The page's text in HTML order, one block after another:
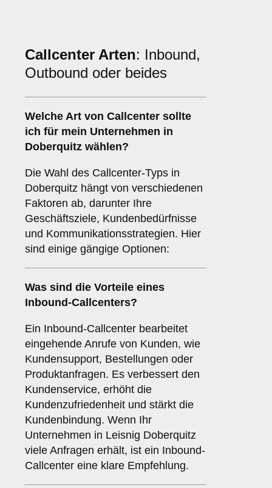
Callcenter Arten: Inbound,
Outbound oder beides
Welche Art von Callcenter sollte
ich für mein Unternehmen in
Doberquitz wählen?
Die Wahl des Callcenter-Typs in
Doberquitz hängt von verschiedenen
Faktoren ab, darunter Ihre
Geschäftsziele, Kundenbedürfnisse
und Kommunikationsstrategien. Hier
sind einige gängige Optionen:
Was sind die Vorteile eines
Inbound-Callcenters?
Ein Inbound-Callcenter bearbeitet
eingehende Anrufe von Kunden, wie
Kundensupport, Bestellungen oder
Produktanfragen. Es verbessert den
Kundenservice, erhöht die
Kundenzufriedenheit und stärkt die
Kundenbindung. Wenn Ihr
Unternehmen in Leisnig Doberquitz
viele Anfragen erhält, ist ein Inbound-
Callcenter eine klare Empfehlung.